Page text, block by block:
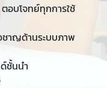
บโจทย์ทุกการใช้
าญด้านระบบภาพ
ชั้นนำ